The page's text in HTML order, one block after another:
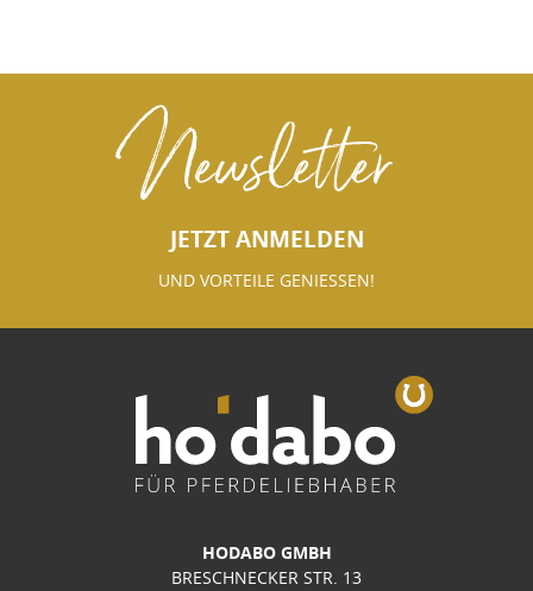
Newsletter
JETZT ANMELDEN
UND VORTEILE GENIESSEN!
HODABO GMBH
BRESCHNECKER STR. 13